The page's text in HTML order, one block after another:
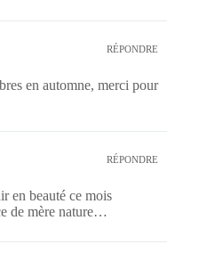
RÉPONDRE
en automne, merci pour
RÉPONDRE
en beauté ce mois
de mère nature…